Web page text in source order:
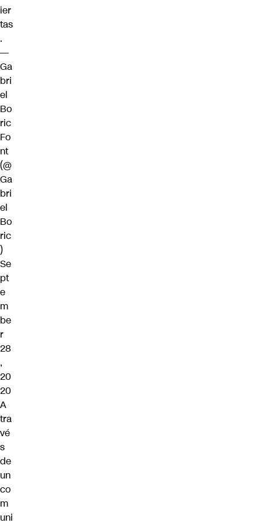
ier
tas
.
—
Ga
bri
el
Bo
ric
Fo
nt
(@
Ga
bri
el
Bo
ric
)
Se
pt
e
m
be
r
28
,
20
20
A
tra
vé
s
de
un
co
m
uni